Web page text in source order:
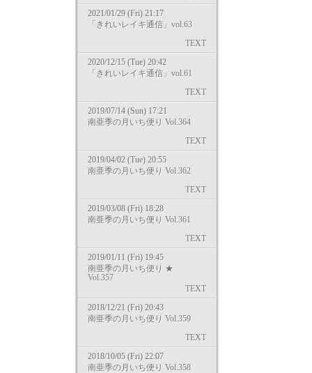
2021/01/29 (Fri) 21:17
「きれいレイキ通信」vol.63
TEXT
2020/12/15 (Tue) 20:42
「きれいレイキ通信」vol.61
TEXT
2019/07/14 (Sun) 17:21
南亜季の月いち便り Vol.364
TEXT
2019/04/02 (Tue) 20:55
南亜季の月いち便り Vol.362
TEXT
2019/03/08 (Fri) 18:28
南亜季の月いち便り Vol.361
TEXT
2019/01/11 (Fri) 19:45
南亜季の月いち便り ★
Vol.357
TEXT
2018/12/21 (Fri) 20:43
南亜季の月いち便り Vol.359
TEXT
2018/10/05 (Fri) 22:07
南亜季の月いち便り Vol.358